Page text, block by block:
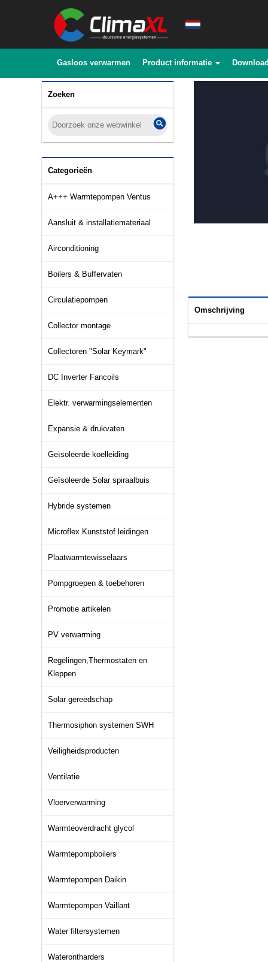
Gasloos verwarmen Product informatie
Zoeken
Categorieën
A+++ Warmtepompen Ventus
Aansluit & installatiemateriaal
Airconditioning
Boilers & Buffervaten
Circulatiepompen
Collector montage
Collectoren "Solar Keymark"
DC Inverter Fancoils
Elektr. verwarmingselementen
Expansie & drukvaten
Geïsoleerde koelleiding
Geïsoleerde Solar spiraalbuis
Hybride systemen
Microflex Kunststof leidingen
Plaatwarmtewisselaars
Pompgroepen & toebehoren
Promotie artikelen
PV verwarming
Regelingen,Thermostaten en
Kleppen
Solar gereedschap
Thermosiphon systemen SWH
Veiligheidsproducten
Ventilatie
Vloerverwarming
Warmteoverdracht glycol
Warmtepompboilers
Warmtepompen Daikin
Warmtepompen Vaillant
Water filtersystemen
Waterontharders
Omschrijving